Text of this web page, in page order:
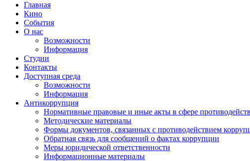
Главная
Кино
События
О нас
Возможности
Информация
Студии
Контакты
Доступная среда
Возможности
Информация
Антикоррупция
Нормативные правовые и иные акты в сфере
Методические материалы
Формы документов, связанных с противодействием
Обратная связь для сообщений о фактах коррупции
Меры юридической ответственности
Информационные материалы